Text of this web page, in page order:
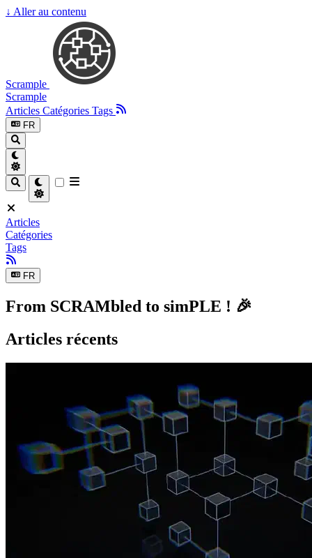
↓ Aller au contenu
Scrample
Scrample
Articles Catégories Tags
FR
Articles
Catégories
Tags
FR
From SCRAMbled to simPLE ! 🎉
Articles récents